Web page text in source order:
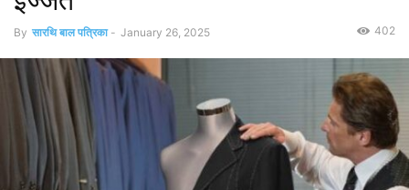
By सारथि बाल पत्रिका - January 26, 2025 402